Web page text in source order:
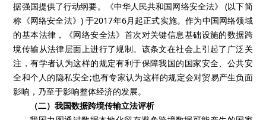
据强国提供了行动纲要。《中华人民共和国网络安全法》 (以下简
称《网络安全法》) 于2017年6月起正式实施。作为中国网络领域
的基本法律，《网络安全法》首次对关键信息基础设施的数据跨
境传输从法律层面上进行了规制。该条文在社会上引起了广泛关
注，有学者认为这样的规定有利于保障我国的国家安全、公共安
全和个人的隐私安全;也有专家认为这样的规定会对贸易产生负面
影响，乃至于影响整体经济的发展。
（二）我国数据跨境传输立法评析